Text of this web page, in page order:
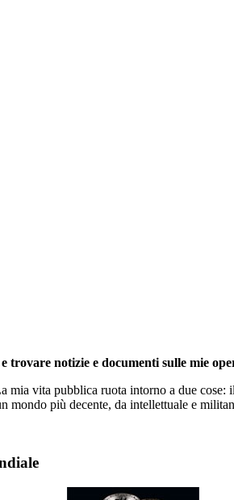
trovare notizie e documenti sulle mie
mia vita pubblica ruota intorno a due
mondo più decente, da intellettuale e